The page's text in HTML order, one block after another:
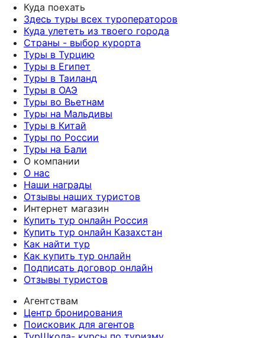
Куда поехать
Здесь туры всех туроператоров
Куда улететь из твоего города
Страны - выбор курорта
Туры в Турцию
Туры в Египет
Туры в Таиланд
Туры в ОАЭ
Туры во Вьетнам
Туры на Мальдивы
Туры в Китай
Туры по России
Туры на Бали
О компании
О нас
Наши награды
Отзывы наших туристов
Интернет магазин
Купить тур онлайн Россия
Купить тур онлайн Казахстан
Как найти тур
Как купить тур онлайн
Подписать договор онлайн
Отзывы туристов
Агентствам
Центр бронирования
Поисковик для агентов